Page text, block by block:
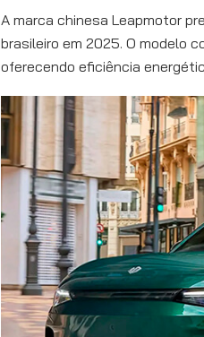
A marca chinesa Leapmotor
brasileiro em 2025. O modelo
oferecendo eficiência